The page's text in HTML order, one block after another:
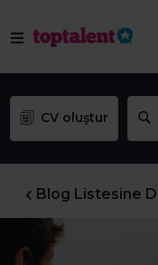
CV oluştur
Blog Listesine